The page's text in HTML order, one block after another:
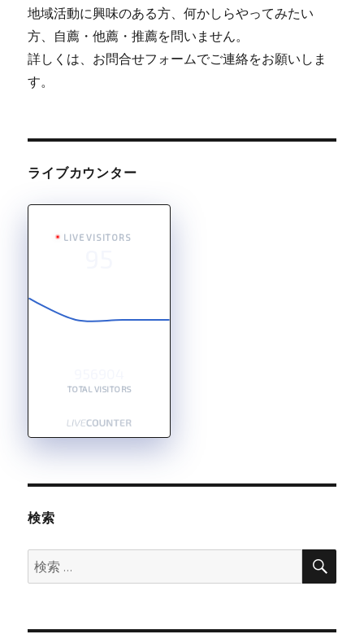
地域活動に興味のある方、何かしらやってみたい
方、自薦・他薦・推薦を問いません。
詳しくは、お問合せフォームでご連絡をお願いしま
す。
ライブカウンター
LIVE VISITORS
TOTAL VISITORS
検索
検
索:
検